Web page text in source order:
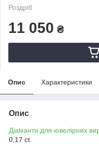
Роздріб
11 050 ₴
Опис Характеристики
Опис
Діаманти для ювелірних
0,17 сt.